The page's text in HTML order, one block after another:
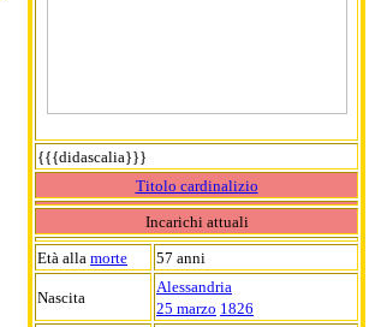
{{{didascalia}}}
Titolo cardinalizio
Incarichi attuali
Età alla morte 57 anni
Nascita
Alessandria
25 marzo 1826